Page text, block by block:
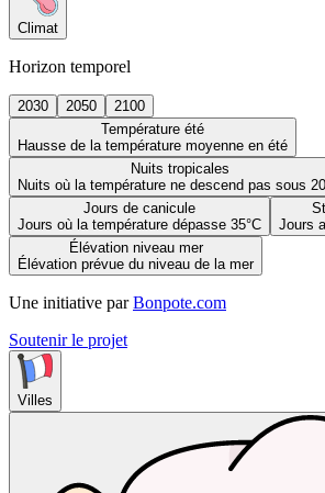
Climat
Horizon temporel
2030 2050
2100
Température été
Hausse de la température moyenne en été
Nuits tropicales
Nuits où la température ne descend pas sous
Jours de canicule
Jours où la température dépasse 35°C
Jours
Élévation niveau mer
Élévation prévue du niveau de la mer
Une initiative par Bonpote.com
Soutenir le projet
Villes